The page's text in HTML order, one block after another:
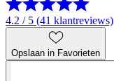
4.2 / 5 (41 klantreviews)
Opslaan in Favorieten